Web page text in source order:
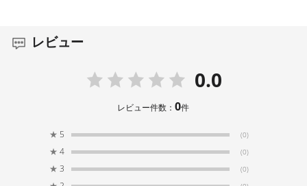
レビュー
0.0
レビュー件数：0件
★ 5 (0)
★ 4 (0)
★ 3 (0)